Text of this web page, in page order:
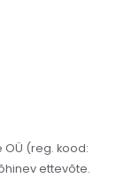
OÜ (reg. kood:
ettevõte.